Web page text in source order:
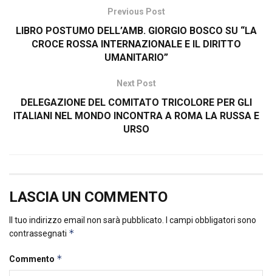
Previous Post
LIBRO POSTUMO DELL’AMB. GIORGIO BOSCO SU “LA
CROCE ROSSA INTERNAZIONALE E IL DIRITTO
UMANITARIO”
Next Post
DELEGAZIONE DEL COMITATO TRICOLORE PER GLI
ITALIANI NEL MONDO INCONTRA A ROMA LA RUSSA E
URSO
LASCIA UN COMMENTO
Il tuo indirizzo email non sarà pubblicato. I campi obbligatori sono
contrassegnati *
Commento *